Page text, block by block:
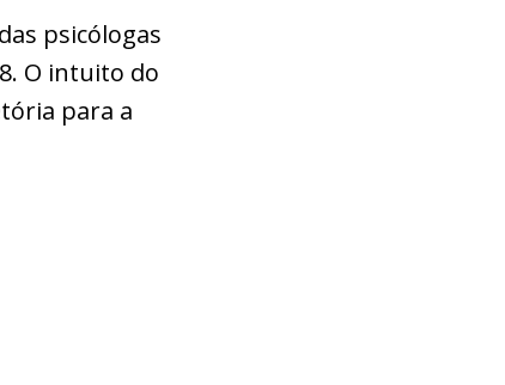
psicólogas
O intuito do
para a